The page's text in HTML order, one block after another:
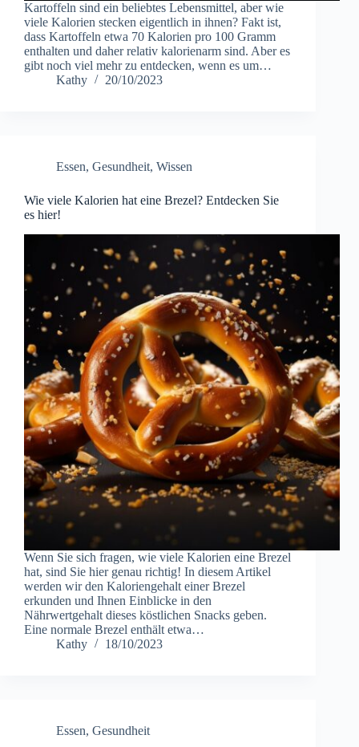
Kartoffeln sind ein beliebtes Lebensmittel, aber wie
viele Kalorien stecken eigentlich in ihnen? Fakt ist,
dass Kartoffeln etwa 70 Kalorien pro 100 Gramm
enthalten und daher relativ kalorienarm sind. Aber es
gibt noch viel mehr zu entdecken, wenn es um…
Kathy
20/10/2023
Essen, Gesundheit, Wissen
Wie viele Kalorien hat eine Brezel? Entdecken Sie
es hier!
Wenn Sie sich fragen, wie viele Kalorien eine Brezel
hat, sind Sie hier genau richtig! In diesem Artikel
werden wir den Kaloriengehalt einer Brezel
erkunden und Ihnen Einblicke in den
Nährwertgehalt dieses köstlichen Snacks geben.
Eine normale Brezel enthält etwa…
Kathy
18/10/2023
Essen, Gesundheit